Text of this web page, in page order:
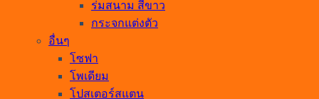
ร่มสนาม สีขาว
กระจกแต่งตัว
อื่นๆ
โซฟา
โพเดียม
โปสเตอร์สแตน